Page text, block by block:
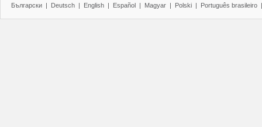
Български | Deutsch | English | Español | Magyar | Polski | Português brasileiro